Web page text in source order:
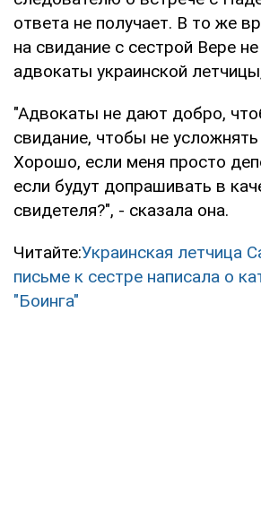
ответа не получает. В то же
на свидание с сестрой Вере
адвокаты украинской
"Адвокаты не дают добро,
свидание, чтобы не
Хорошо, если меня просто
если будут допрашивать в
свидетеля?", - сказала она.
Читайте:Украинская летчица
письме к сестре написала о
"Боинга"